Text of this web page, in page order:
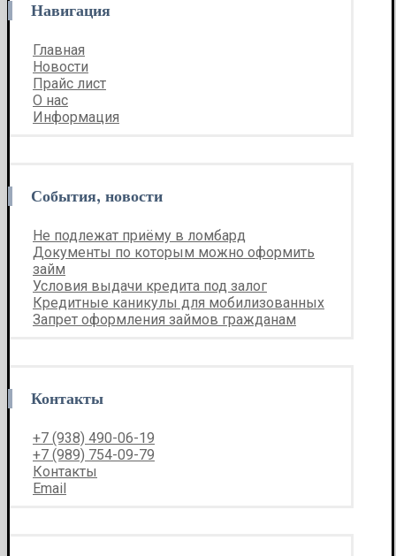
Навигация
Главная
Новости
Прайс лист
О нас
Информация
События, новости
Не подлежат приёму в ломбард
Документы по которым можно оформить
займ
Условия выдачи кредита под залог
Кредитные каникулы для мобилизованных
Запрет оформления займов гражданам
Контакты
+7 (938) 490-06-19
+7 (989) 754-09-79
Контакты
Email